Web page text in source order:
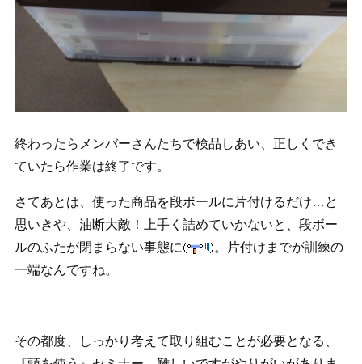
終わったらメンバーさんたちで検品しあい、正しくでき
ていたら作業は終了です。
さてあとは、使った商品を段ボールに片付けるだけ…と
思いきや、油断大敵！上手く詰めていかないと、段ボー
ルのふたが閉まらない事態に
。片付けまでが訓練の
一端なんですね。
その都度、しっかり考えて取り組むことが必要となる、